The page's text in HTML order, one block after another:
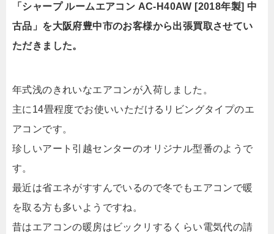
「シャープ ルームエアコン AC-H40AW [2018年製] 中
古品」を大阪府豊中市のお客様から出張買取させてい
ただきました。
年式浅のきれいなエアコンが入荷しました。
主に14畳程度でお使いいただけるリビングタイプのエ
アコンです。
珍しいアート引越センターのオリジナル型番のようで
す。
最近は省エネがすすんでいるので冬でもエアコンで暖
を取る方も多いようですね。
昔はエアコンの暖房はビックリするくらい電気代の請